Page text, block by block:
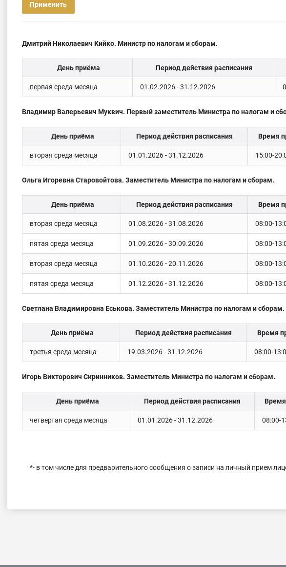
Применить
Дмитрий Николаевич Кийко. Министр по налогам и сборам.
День приёма Период действия расписания
первая среда месяца 01.02.2026 - 31.12.2026
Владимир Валерьевич Муквич. Первый заместитель Министра по налогам и
День приёма Период действия расписания Время
вторая среда месяца 01.01.2026 - 31.12.2026 15:00-
Ольга Игоревна Старовойтова. Заместитель Министра по налогам и сборам.
День приёма Период действия расписания Время
вторая среда месяца 01.08.2026 - 31.08.2026 08:00-
пятая среда месяца 01.09.2026 - 30.09.2026 08:00-
вторая среда месяца 01.10.2026 - 20.11.2026 08:00-
пятая среда месяца 01.12.2026 - 31.12.2026 08:00-
Светлана Владимировна Еськова. Заместитель Министра по налогам и сборам.
День приёма Период действия расписания Время
третья среда месяца 19.03.2026 - 31.12.2026 08:00-
Игорь Викторович Скринников. Заместитель Министра по налогам и сборам.
День приёма Период действия расписания
четвертая среда месяца 01.01.2026 - 31.12.2026 08:00-
*- в том числе для предварительного сообщения о записи на личный прием